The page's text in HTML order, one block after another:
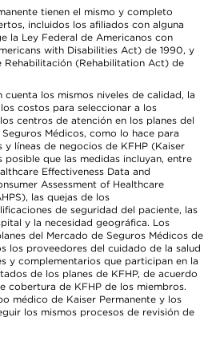
tienen el mismo y completo
incluidos los afiliados con alguna
la Ley Federal de Americanos con
with Disabilities Act) de 1990, y
Rehabilitación (Rehabilitation Act) de
cuenta los mismos niveles de calidad, la
costos para seleccionar a los
centros de atención en los planes del
Médicos, como lo hace para
líneas de negocios de KFHP (Kaiser
posible que las medidas incluyan, entre
Effectiveness Data and
Assessment of Healthcare
las quejas de los
de seguridad del paciente, las
y la necesidad geográfica. Los
del Mercado de Seguros Médicos de
los proveedores del cuidado de la salud
y complementarios que participan en la
de los planes de KFHP, de acuerdo
cobertura de KFHP de los miembros.
médico de Kaiser Permanente y los
los mismos procesos de revisión de